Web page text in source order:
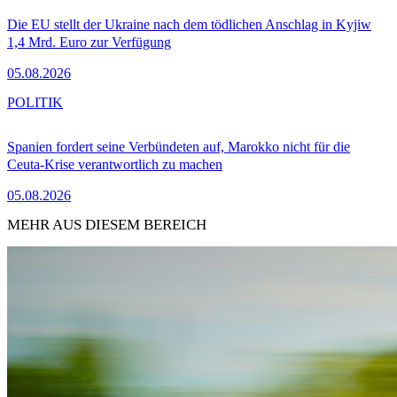
Die EU stellt der Ukraine nach dem tödlichen Anschlag in Kyjiw
1,4 Mrd. Euro zur Verfügung
05.08.2026
Spanien fordert seine Verbündeten auf, Marokko nicht für die
Ceuta-Krise verantwortlich zu machen
05.08.2026
POLITIK
MEHR AUS DIESEM BEREICH